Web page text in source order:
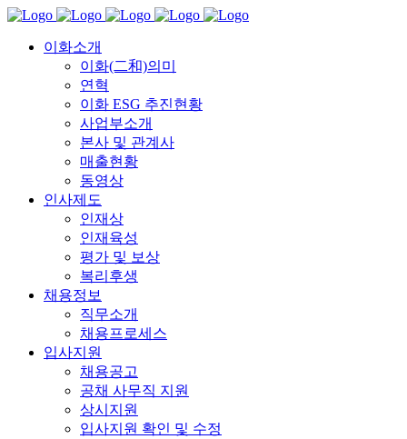
이화소개
이화(二和)의미
연혁
이화 ESG 추진현황
사업부소개
본사 및 관계사
매출현황
동영상
인사제도
인재상
인재육성
평가 및 보상
복리후생
채용정보
직무소개
채용프로세스
입사지원
채용공고
공채 사무직 지원
상시지원
입사지원 확인 및 수정